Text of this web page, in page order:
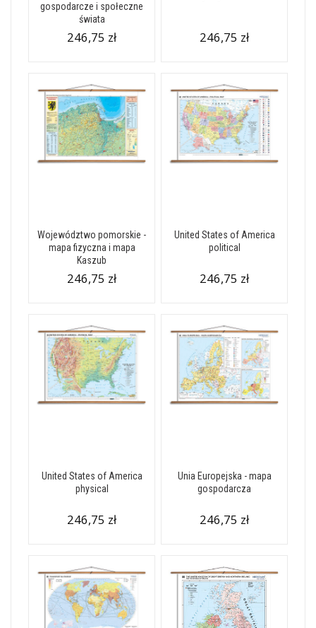
gospodarcze i społeczne
świata
246,75 zł 246,75 zł
Województwo pomorskie -
mapa fizyczna i mapa
Kaszub
246,75 zł
United States of America
political
246,75 zł
United States of America
physical
246,75 zł
Unia Europejska - mapa
gospodarcza
246,75 zł